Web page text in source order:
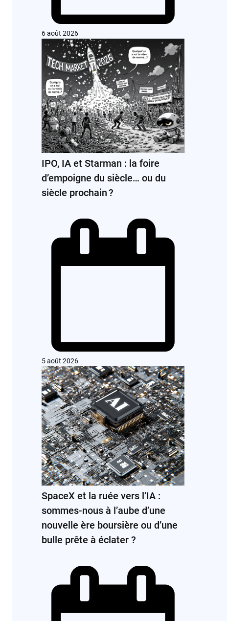
6 août 2026
IPO, IA et Starman : la foire
d’empoigne du siècle… ou du
siècle prochain ?
5 août 2026
SpaceX et la ruée vers l’IA :
sommes-nous à l’aube d’une
nouvelle ère boursière ou d’une
bulle prête à éclater ?